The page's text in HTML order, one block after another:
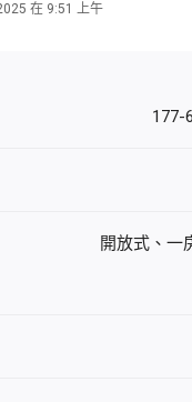
在 9:51 上午
177-
開放式、一